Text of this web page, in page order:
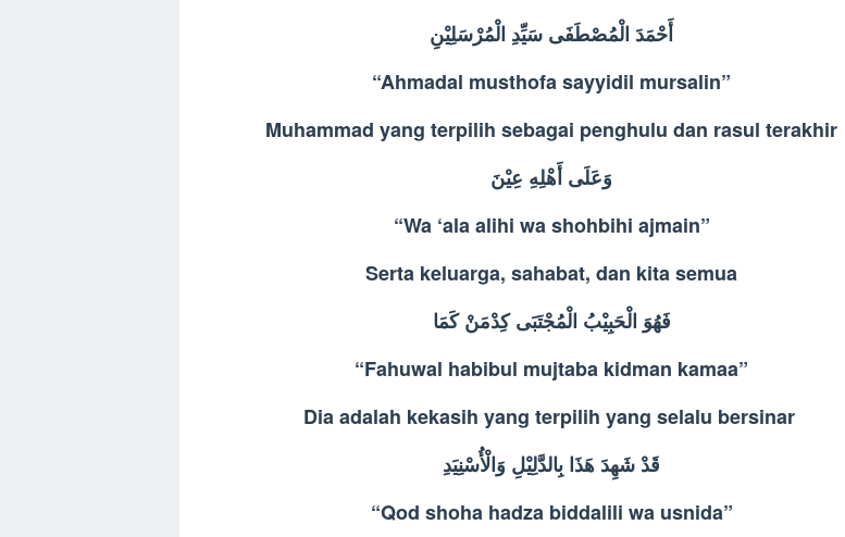
أَحْمَدَ الْمُصْطَفَى سَيِّدِ الْمُرْسَلِيْنِ
“Ahmadal musthofa sayyidil mursalin”
Muhammad yang terpilih sebagai penghulu dan rasul terakhir
وَعَلَى أَهْلِهِ عِيْنَ
“Wa ‘ala alihi wa shohbihi ajmain”
Serta keluarga, sahabat, dan kita semua
فَهُوَ الْحَبِيْبُ الْمُجْتَبَى كِدْمَنْ كَمَا
“Fahuwal habibul mujtaba kidman kamaa”
Dia adalah kekasih yang terpilih yang selalu bersinar
قَدْ شَهِدَ هَذَا بِالدَّلِيْلِ وَالْأُسْنِيَدِ
“Qod shoha hadza biddalili wa usnida”